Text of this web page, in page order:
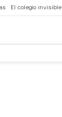
El colegio invisible